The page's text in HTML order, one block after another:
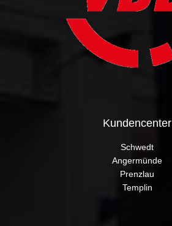
Kundencenter
Schwedt
Angermünde
Prenzlau
Templin